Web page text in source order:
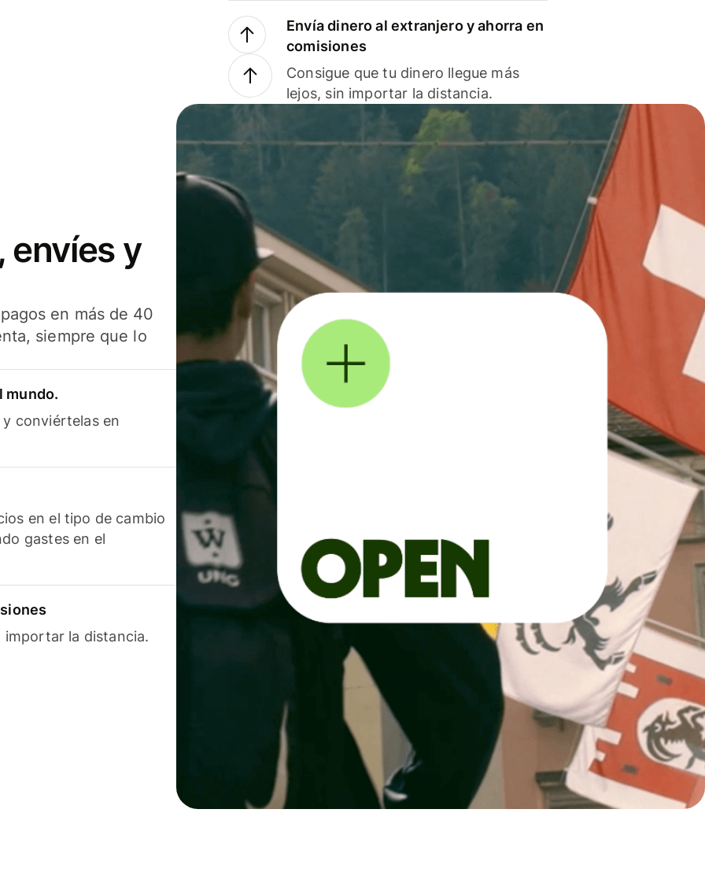
Envía dinero al extranjero y ahorra en
comisiones
Consigue que tu dinero llegue más
lejos, sin importar la distancia.
envíes y
en más de 40
siempre que lo
mundo.
conviértelas en
en el tipo de cambio
gastes en el
importar la distancia.